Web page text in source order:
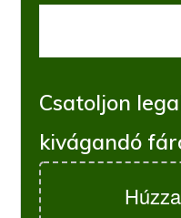
Csatoljon
kivágandó